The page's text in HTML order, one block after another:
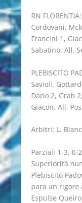
RN
Cordovani,
Francini 1,
Sabatino. All.
PLEBISCITO
Savioli,
Dario 2, Grab
Giacon. All.
Arbitri: L.
Parziali 1-3, 0-
Superiorità
Plebiscito
para un rigore
Espulse